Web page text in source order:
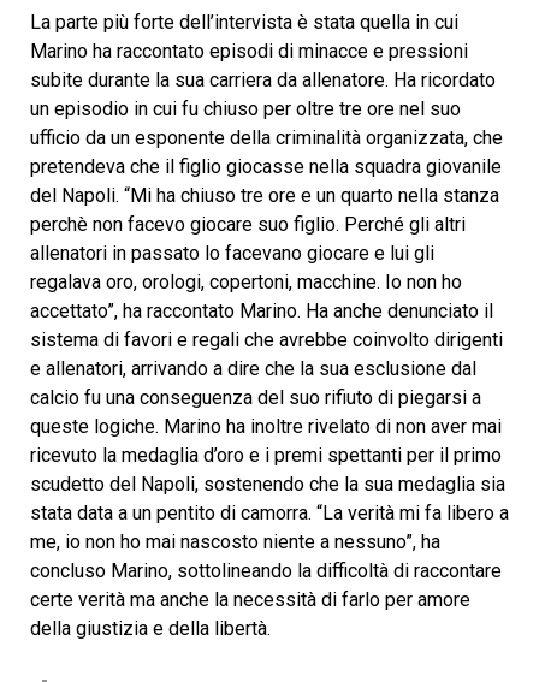
La parte più forte dell’intervista è stata quella in cui
Marino ha raccontato episodi di minacce e pressioni
subite durante la sua carriera da allenatore. Ha ricordato
un episodio in cui fu chiuso per oltre tre ore nel suo
ufficio da un esponente della criminalità organizzata, che
pretendeva che il figlio giocasse nella squadra giovanile
del Napoli. “Mi ha chiuso tre ore e un quarto nella stanza
perchè non facevo giocare suo figlio. Perché gli altri
allenatori in passato lo facevano giocare e lui gli
regalava oro, orologi, copertoni, macchine. Io non ho
accettato”, ha raccontato Marino. Ha anche denunciato il
sistema di favori e regali che avrebbe coinvolto dirigenti
e allenatori, arrivando a dire che la sua esclusione dal
calcio fu una conseguenza del suo rifiuto di piegarsi a
queste logiche. Marino ha inoltre rivelato di non aver mai
ricevuto la medaglia d’oro e i premi spettanti per il primo
scudetto del Napoli, sostenendo che la sua medaglia sia
stata data a un pentito di camorra. “La verità mi fa libero a
me, io non ho mai nascosto niente a nessuno”, ha
concluso Marino, sottolineando la difficoltà di raccontare
certe verità ma anche la necessità di farlo per amore
della giustizia e della libertà.